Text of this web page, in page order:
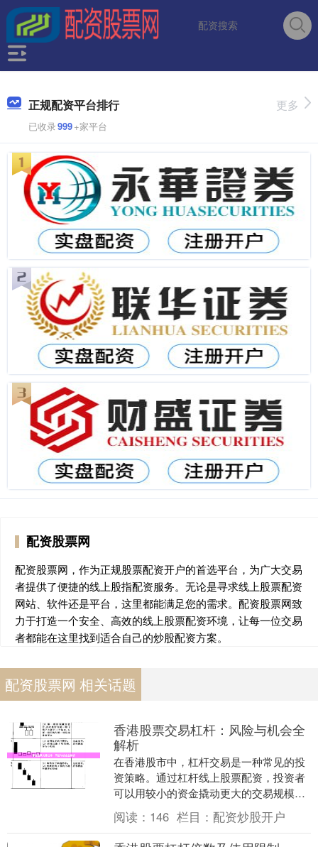
正规配资平台排行
已收录999+家平台
更多
配资股票网
配资股票网，作为正规股票配资开户的首选平台，为广大交易
者提供了便捷的线上股指配资服务。无论是寻求线上股票配资
网站、软件还是平台，这里都能满足您的需求。配资股票网致
力于打造一个安全、高效的线上股票配资环境，让每一位交易
者都能在这里找到适合自己的炒股配资方案。
配资股票网 相关话题
香港股票交易杠杆：风险与机会全
解析
在香港股市中，杠杆交易是一种常见的投
资策略。通过杠杆线上股票配资，投资者
可以用较小的资金撬动更大的交易规模，
从而放大收益。然而，杠杆交易也伴随着
显著的风险。本文....
阅读： 146 栏目： 配资炒股开户